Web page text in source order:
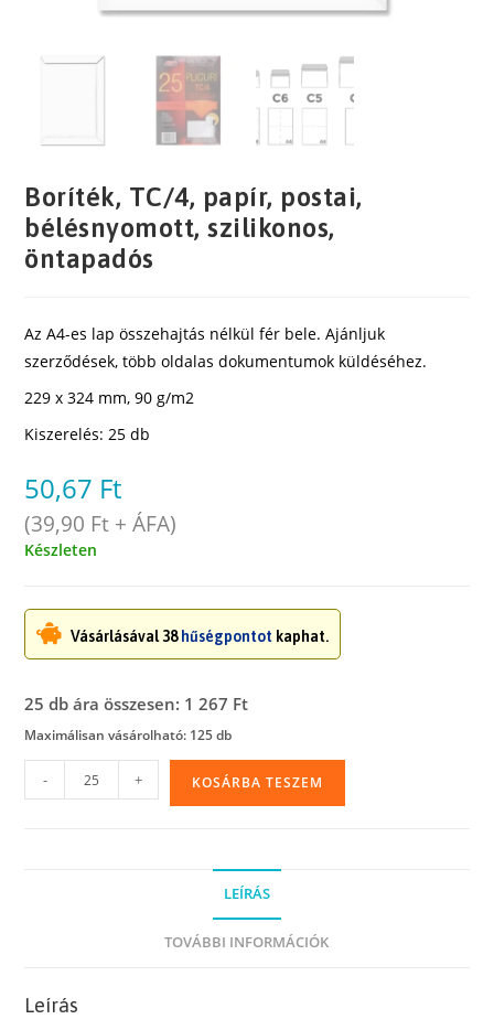
Boríték, TC/4, papír, postai,
bélésnyomott, szilikonos,
öntapadós
Az A4-es lap összehajtás nélkül fér bele. Ajánljuk
szerződések, több oldalas dokumentumok küldéséhez.
229 x 324 mm, 90 g/m2
Kiszerelés: 25 db
50,67 Ft
(39,90 Ft + ÁFA)
Készleten
Vásárlásával 38 hűségpontot kaphat.
25 db ára összesen: 1 267 Ft
Maximálisan vásárolható: 125 db
TC/4,
- + KOSÁRBA TESZEM
LEÍRÁS
TOVÁBBI INFORMÁCIÓK
Leírás